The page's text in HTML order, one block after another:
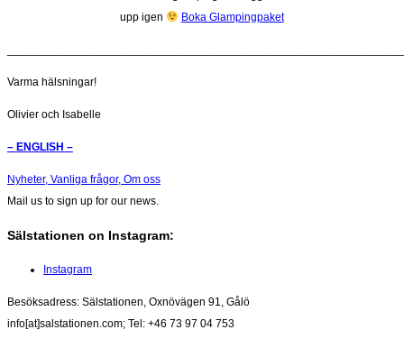
upp igen
Boka Glampingpaket
Varma hälsningar!
Olivier och Isabelle
– ENGLISH –
Nyheter, Vanliga frågor, Om oss
Mail us to sign up for our news.
Sälstationen on Instagram:
Instagram
Besöksadress: Sälstationen, Oxnövägen 91, Gålö
info[at]salstationen.com; Tel: +46 73 97 04 753